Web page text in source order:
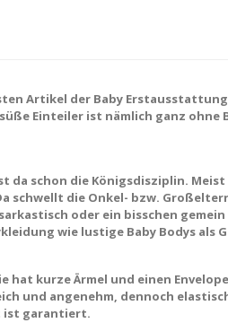
Artikel der Baby
Einteiler ist nämlich ganz
schon die Königsdisziplin.
schwellt die Onkel- bzw.
oder ein bisschen
wie lustige Baby Bodys als
kurze Ärmel und einen
und angenehm, dennoch
ist garantiert.